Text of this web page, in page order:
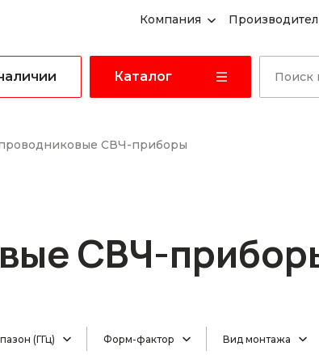
Компания
Каталог
СВЧ-приборы
СВЧ-
(ГГц) Форм-фактор Вид монтажа